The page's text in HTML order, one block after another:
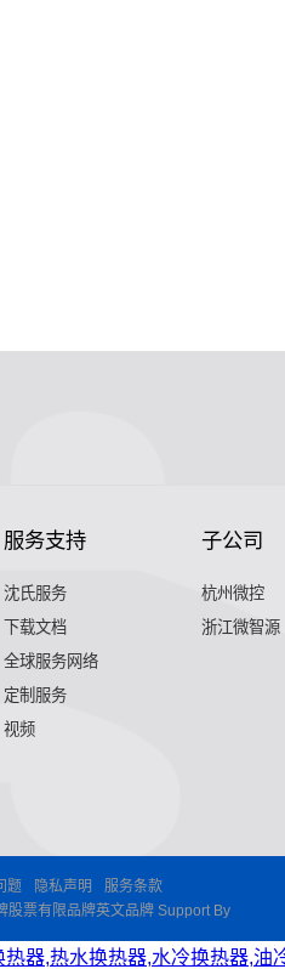
服务支持
沈氏服务
下载文档
全球服务网络
定制服务
视频
子公司
杭州微控
浙江微智源
题 隐私声明
服务条款
票有限品牌英文品牌 Support By
器,热水换热器,水冷换热器,油